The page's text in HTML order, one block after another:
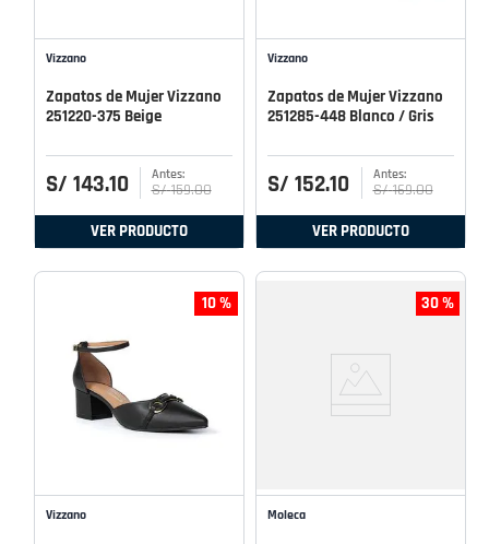
Vizzano
Zapatos de Mujer Vizzano
251220-375 Beige
S/ 143.10 S/ 159.00
VER PRODUCTO
Vizzano
Zapatos de Mujer Vizzano
251285-448 Blanco / Gris
S/ 152.10 S/ 169.00
VER PRODUCTO
10 %
Vizzano
30 %
Moleca